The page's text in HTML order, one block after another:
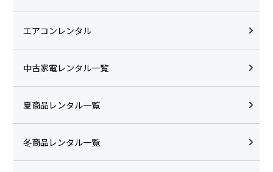
エアコンレンタル
中古家電レンタル一覧
夏商品レンタル一覧
冬商品レンタル一覧